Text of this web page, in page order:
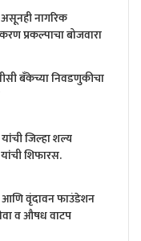
नागरिक
प्रकल्पाचा बोजवारा
बँकेच्या निवडणुकीचा
जिल्हा शल्य
शिफारस.
वृंदावन फाउंडेशन
व औषध वाटप